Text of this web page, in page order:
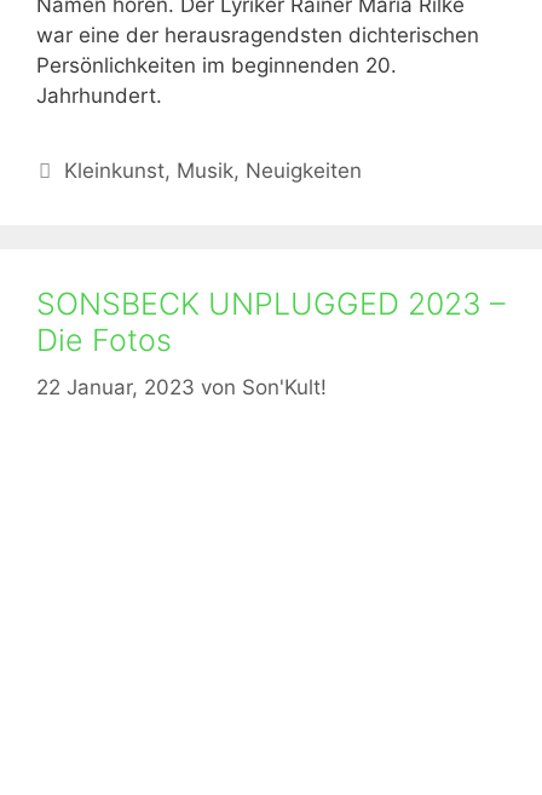
Namen hören. Der Lyriker Rainer Maria Rilke
war eine der herausragendsten dichterischen
Persönlichkeiten im beginnenden 20.
Jahrhundert.
Kategorien
Kleinkunst, Musik, Neuigkeiten
SONSBECK UNPLUGGED 2023 –
Die Fotos
22 Januar, 2023 von Son'Kult!